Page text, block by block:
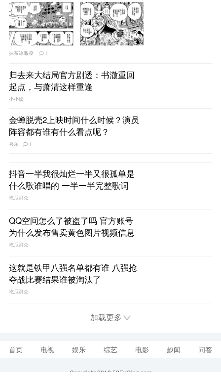
抹茶冰激凌 1
归去来大结局官方剧透：书澈重回
起点，与萧清这样重逢
小小娱
金蝉脱壳2上映时间什么时候？演员
阵容都有谁有什么看点呢？
抖音一半我很灿烂一半又很孤单是
什么歌谁唱的 一半一半完整歌词
QQ空间怎么了被盗了吗 官方账号
为什么发布售卖黄色图片视频信息
这就是铁甲八强名单都有谁 八强抢
夺战比赛结果谁被淘汰了
加载更多
首页 电视 娱乐 综艺 电影 趣闻 问答